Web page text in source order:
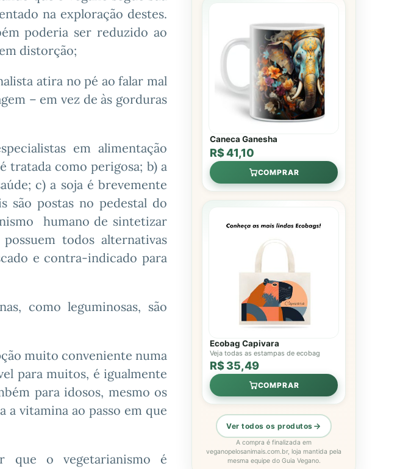
na exploração destes.
poderia ser reduzido ao
distorção;
atira no pé ao falar mal
– em vez de às gorduras
em alimentação
tratada como perigosa; b) a
c) a soja é brevemente
são postas no pedestal do
humano de sintetizar
todos alternativas
e contra-indicado para
como leguminosas, são
muito conveniente numa
para muitos, é igualmente
para idosos, mesmo os
a vitamina ao passo em que
que o vegetarianismo é
Caneca Ganesha
R$ 41,10
COMPRAR
Ecobag Capivara
Veja todas as estampas de ecobag
R$ 35,49
COMPRAR
Ver todos os produtos
A compra é finalizada em
veganopelosanimais.com.br, loja mantida pela
mesma equipe do Guia Vegano.